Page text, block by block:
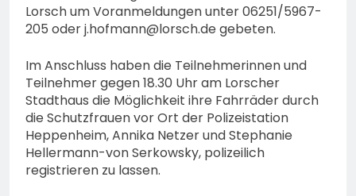
bestohlen: Zeugen
gesucht!; Mercedes
angedotzt: Hinweise
erbeten und Wer hat den
Fahrraddieb gesehen?
5. August 2026
Lorsch um Voranmeldungen unter 06251/5967-
205 oderj.hofmann@lorsch.de gebeten.
Im Anschluss haben die Teilnehmerinnen und
Teilnehmer gegen 18.30 Uhr am Lorscher
Stadthaus die Möglichkeit ihre Fahrräder durch
die Schutzfrauen vor Ort der Polizeistation
Heppenheim, Annika Netzer und Stephanie
Hellermann-von Serkowsky, polizeilich
registrieren zu lassen.